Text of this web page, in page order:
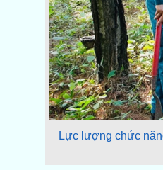
Lực lượng chức